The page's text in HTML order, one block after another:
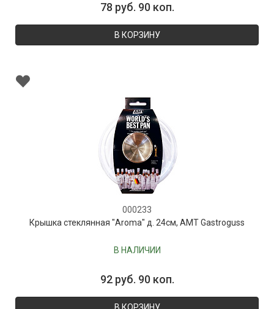
78 руб. 90 коп.
В КОРЗИНУ
000233
Крышка стеклянная "Aroma" д. 24см, AMT Gastroguss
В НАЛИЧИИ
92 руб. 90 коп.